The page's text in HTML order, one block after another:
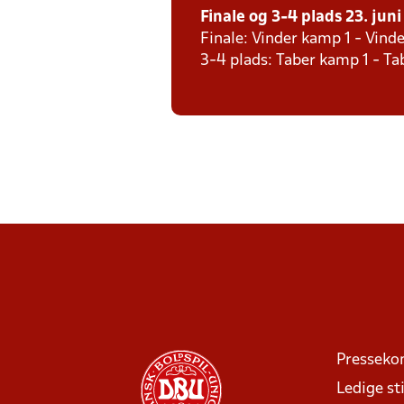
Finale og 3-4 plads 23.
Finale: Vinder kamp 1 -
3-4 plads: Taber kamp 1 -
Ledige